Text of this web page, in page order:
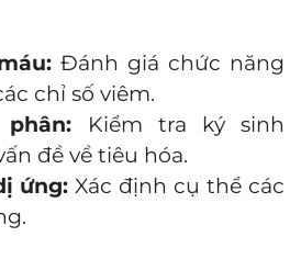
Đánh giá chức năng
chỉ số viêm.
Kiểm tra ký sinh
đề về tiêu hóa.
ứng: Xác định cụ thể các